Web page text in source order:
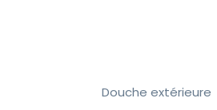
Douche extérieure